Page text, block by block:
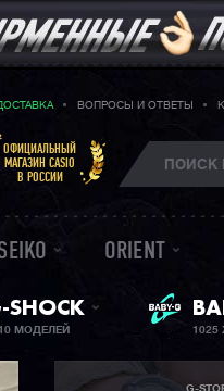
ВОПРОСЫ И ОТВЕТЫ
ОФИЦИАЛЬНЫЙ
МАГАЗИН CASIO
В РОССИИ
ORIENT
SHOCK
МОДЕЛЕЙ
G-